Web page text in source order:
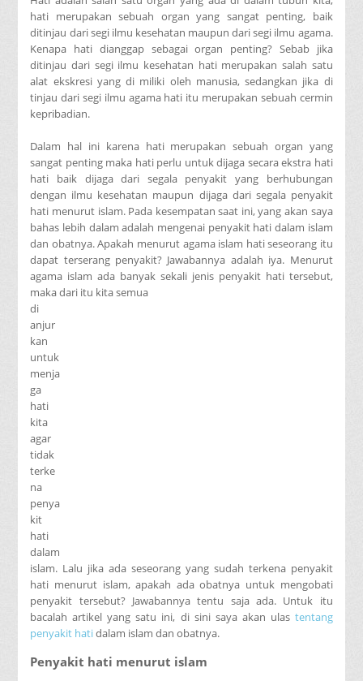
hati merupakan sebuah organ yang sangat penting, baik
ditinjau dari segi ilmu kesehatan maupun dari segi ilmu agama.
Kenapa hati dianggap sebagai organ penting? Sebab jika
ditinjau dari segi ilmu kesehatan hati merupakan salah satu
alat ekskresi yang di miliki oleh manusia, sedangkan jika di
tinjau dari segi ilmu agama hati itu merupakan sebuah cermin
kepribadian.
Dalam hal ini karena hati merupakan sebuah organ yang
sangat penting maka hati perlu untuk dijaga secara ekstra hati
hati baik dijaga dari segala penyakit yang berhubungan
dengan ilmu kesehatan maupun dijaga dari segala penyakit
hati menurut islam. Pada kesempatan saat ini, yang akan saya
bahas lebih dalam adalah mengenai penyakit hati dalam islam
dan obatnya. Apakah menurut agama islam hati seseorang itu
dapat terserang penyakit? Jawabannya adalah iya. Menurut
agama islam ada banyak sekali jenis penyakit hati tersebut,
maka dari itu kita semua
di
anjur
kan
untuk
menja
ga
hati
kita
agar
tidak
terke
na
penya
kit
hati
dalam
islam. Lalu jika ada seseorang yang sudah terkena penyakit
hati menurut islam, apakah ada obatnya untuk mengobati
penyakit tersebut? Jawabannya tentu saja ada. Untuk itu
bacalah artikel yang satu ini, di sini saya akan ulas tentang
penyakit hatidalam islam dan obatnya.
Penyakit hati menurut islam